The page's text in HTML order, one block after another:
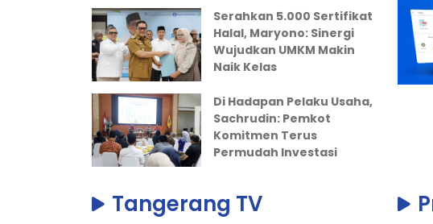
Serahkan 5.000 Sertifikat
Halal, Maryono: Sinergi
Wujudkan UMKM Makin
Naik Kelas
Di Hadapan Pelaku Usaha,
Sachrudin: Pemkot
Komitmen Terus
Permudah Investasi
Tangerang TV